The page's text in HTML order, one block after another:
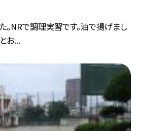
。NRで調理実習です。油で揚げまし
お...